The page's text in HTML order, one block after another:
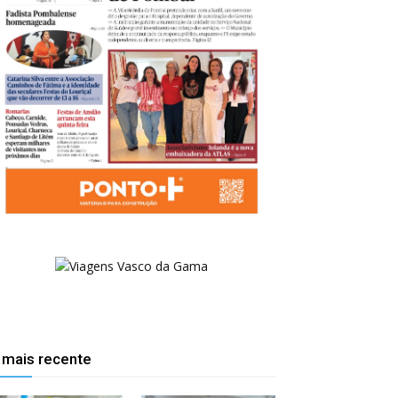
mais recente